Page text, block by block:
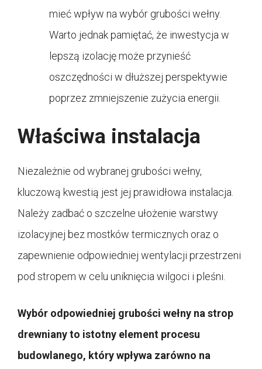
mieć wpływ na wybór grubości wełny.
Warto jednak pamiętać, że inwestycja w
lepszą izolację może przynieść
oszczędności w dłuższej perspektywie
poprzez zmniejszenie zużycia energii.
Właściwa instalacja
Niezależnie od wybranej grubości wełny,
kluczową kwestią jest jej prawidłowa instalacja.
Należy zadbać o szczelne ułożenie warstwy
izolacyjnej bez mostków termicznych oraz o
zapewnienie odpowiedniej wentylacji przestrzeni
pod stropem w celu uniknięcia wilgoci i pleśni.
Wybór odpowiedniej grubości wełny na strop
drewniany to istotny element procesu
budowlanego, który wpływa zarówno na